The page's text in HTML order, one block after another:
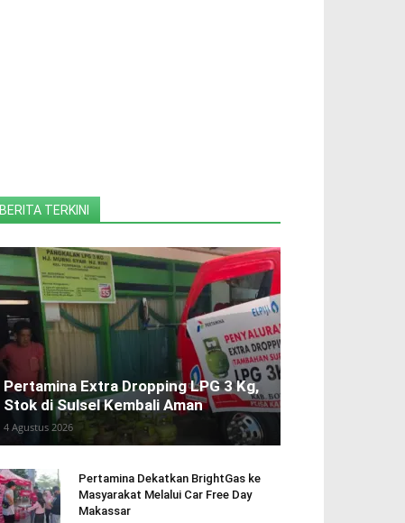
BERITA TERKINI
Pertamina Extra Dropping LPG 3 Kg,
Stok di Sulsel Kembali Aman
4 Agustus 2026
Pertamina Dekatkan BrightGas ke
Masyarakat Melalui Car Free Day
Makassar